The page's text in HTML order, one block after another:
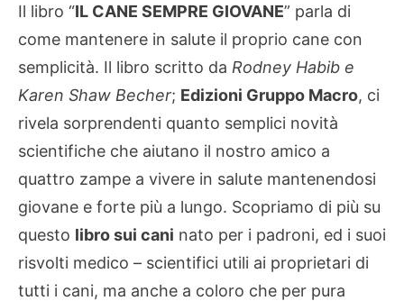
Il libro “IL CANE SEMPRE GIOVANE” parla di
come mantenere in salute il proprio cane con
semplicità. Il libro scritto da Rodney Habib e
Karen Shaw Becher; Edizioni Gruppo Macro, ci
rivela sorprendenti quanto semplici novità
scientifiche che aiutano il nostro amico a
quattro zampe a vivere in salute mantenendosi
giovane e forte più a lungo. Scopriamo di più su
questo libro sui cani nato per i padroni, ed i suoi
risvolti medico – scientifici utili ai proprietari di
tutti i cani, ma anche a coloro che per pura